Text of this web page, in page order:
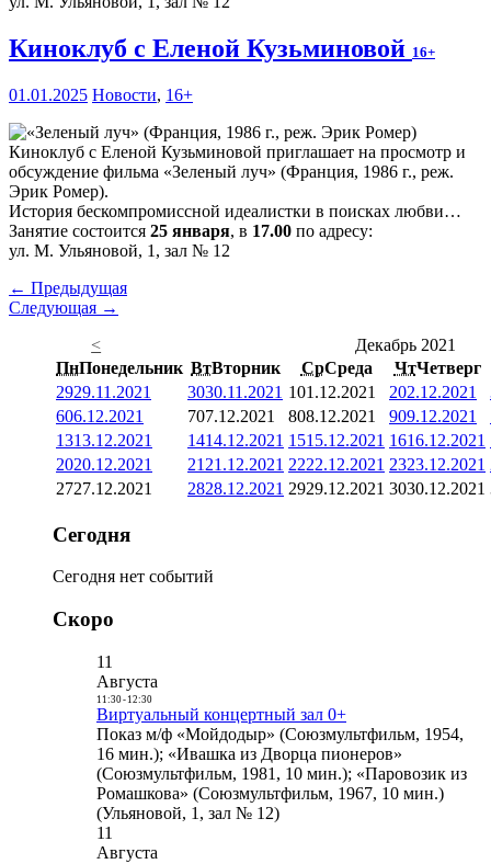
Киноклуб с Еленой Кузьминовой 16+
01.01.2025 Новости, 16+
Киноклуб с Еленой Кузьминовой приглашает на просмотр и
обсуждение фильма «Зеленый луч» (Франция, 1986 г., реж.
Эрик Ромер).
История бескомпромиссной идеалистки в поисках любви…
Занятие состоится 25 января, в 17.00 по адресу:
ул. М. Ульяновой, 1, зал № 12
← Предыдущая
Следующая →
<
Декабрь 2021
ПнПонедельник ВтВторник СрСреда ЧтЧетверг
2929.11.2021 3030.11.2021 101.12.2021 202.12.2021
606.12.2021 707.12.2021 808.12.2021 909.12.2021
1313.12.2021 1414.12.2021 1515.12.2021 1616.12.2021
2020.12.2021 21 21.12.2021 2222.12.2021 2323.12.2021
2727.12.2021 2828.12.2021 2929.12.2021 3030.12.2021
Сегодня
Сегодня нет событий
Скоро
11
Августа
11:30- 12:30
Виртуальный концертный зал 0+
Показ м/ф «Мойдодыр» (Союзмультфильм, 1954,
16 мин.); «Ивашка из Дворца пионеров»
(Союзмультфильм, 1981, 10 мин.); «Паровозик из
Ромашкова» (Союзмультфильм, 1967, 10 мин.)
(Ульяновой, 1, зал № 12)
11
Августа